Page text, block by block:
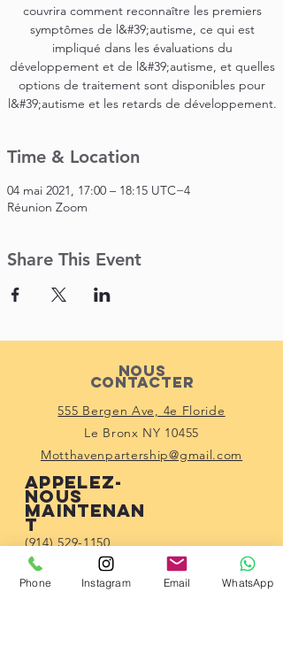
couvrira comment reconnaître les premiers
symptômes de l&#39;autisme, ce qui est
impliqué dans les évaluations du
développement et de l&#39;autisme, et quelles
options de traitement sont disponibles pour
l&#39;autisme et les retards de développement.
Time & Location
04 mai 2021, 17:00 – 18:15 UTC−4
Réunion Zoom
Share This Event
Nous
contacter
555 Bergen Ave, 4e Floride
Le Bronx NY 10455
Motthavenpartership@gmail.com
Appelez-
nous
maintenan
t
(914) 529-1150
Connecte-toi
avec nous
Phone Instagram Email WhatsApp